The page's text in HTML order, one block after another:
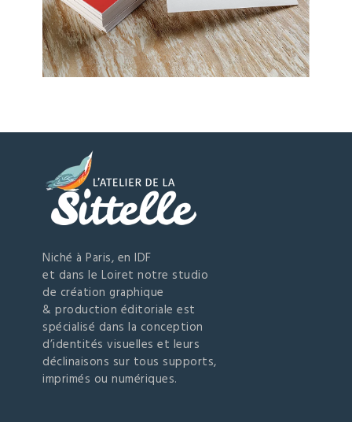
Niché à Paris, en IDF
et dans le Loiret notre studio
de création graphique
& production éditoriale est
spécialisé dans la conception
d’identités visuelles et leurs
déclinaisons sur tous supports,
imprimés ou numériques.